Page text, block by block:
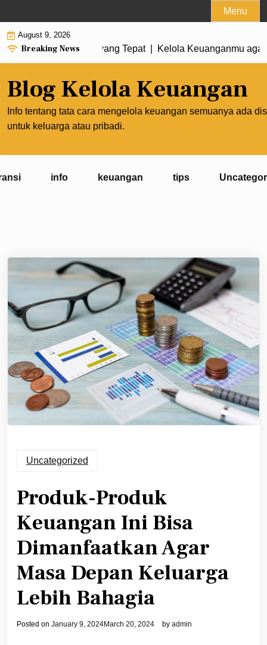
to
content
Menu
August 9, 2026
Breaking News
Prioritas yang Tepat |Kelola Keuanganmu agar
Blog Kelola Keuangan
Info tentang tata cara mengelola keuangan semuanya ada
untuk keluarga atau pribadi.
info keuangan tips
Uncategorized
Produk-Produk
Keuangan Ini Bisa
Dimanfaatkan Agar
Masa Depan Keluarga
Lebih Bahagia
Posted on January 9, 2024March 20, 2024 by admin